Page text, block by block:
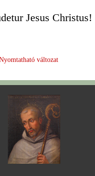
Jesus Christus!
változat